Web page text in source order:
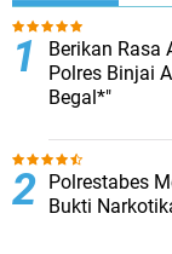
Berikan Rasa
Polres Binjai
Begal*"
Polrestabes
Bukti